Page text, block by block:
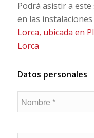
Podrá asistir a
en las instalaciones
Lorca, ubicada en
Lorca
Datos personales